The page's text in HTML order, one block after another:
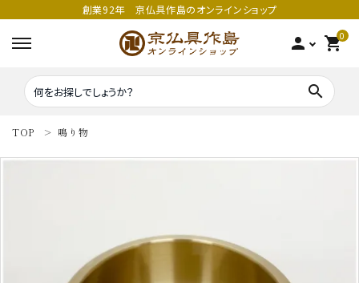
創業92年 京仏具作島のオンラインショップ
person 0
shopping_cart
search
TOP 鳴り物